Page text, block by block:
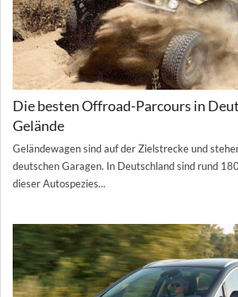
Die besten Offroad-Parcours in
Gelände
Geländewagen sind auf der Zielstrecke und
deutschen Garagen. In Deutschland sind rund
dieser Autospezies...